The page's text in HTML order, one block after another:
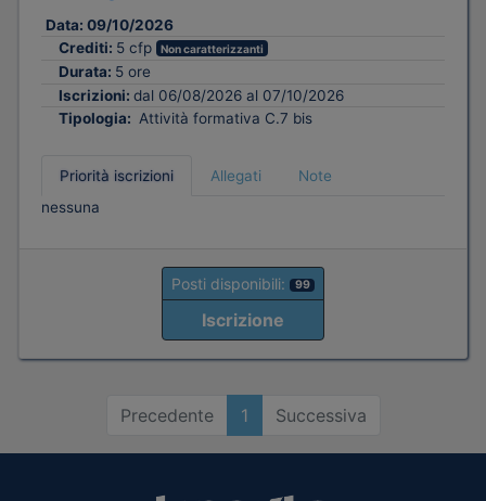
Data: 09/10/2026
Crediti: 5 cfp Non caratterizzanti
Durata: 5 ore
Iscrizioni: dal 06/08/2026 al 07/10/2026
Tipologia: Attività formativa C.7 bis
Priorità iscrizioni Allegati
Note
nessuna
Posti disponibili: 99
Iscrizione
Precedente 1 Successiva